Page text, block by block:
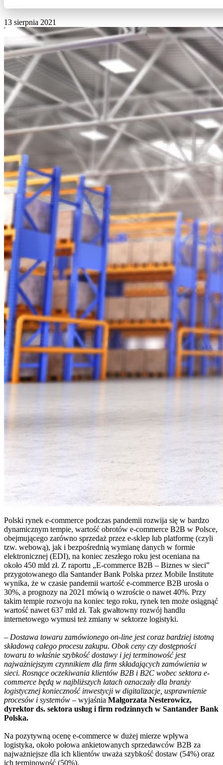
13 sierpnia 2021
Polski rynek e-commerce podczas pandemii rozwija się w bardzo
dynamicznym tempie, wartość obrotów e-commerce B2B w Polsce,
obejmującego zarówno sprzedaż przez e-sklep lub platformę (czyli
tzw. webową), jak i bezpośrednią wymianę danych w formie
elektronicznej (EDI), na koniec zeszłego roku jest oceniana na
około 450 mld zł. Z raportu „E-commerce B2B – Biznes w sieci”
przygotowanego dla Santander Bank Polska przez Mobile Institute
wynika, że w czasie pandemii wartość e-commerce B2B urosła o
30%, a prognozy na 2021 mówią o wzroście o nawet 40%. Przy
takim tempie rozwoju na koniec tego roku, rynek ten może osiągnąć
wartość nawet 637 mld zł. Tak gwałtowny rozwój handlu
internetowego wymusi też zmiany w sektorze logistyki.
– Dostawa towaru zamówionego on-line jest coraz bardziej istotną
składową całego procesu zakupu. Obok ceny czy dostępności
towaru to właśnie szybkość dostawy i jej terminowość jest
najważniejszym czynnikiem dla firm składających zamówienia w
sieci. Rosnące oczekiwania klientów B2B i B2C wobec sektora e-
commerce będą w najbliższych latach oznaczały dla branży
logistycznej konieczność inwestycji w digitalizacje, usprawnienie
procesów i systemów – wyjaśnia Małgorzata Nesterowicz,
dyrektor ds. sektora usług i firm rodzinnych w Santander Bank
Polska.
Na pozytywną ocenę e-commerce w dużej mierze wpływa
logistyka, około połowa ankietowanych sprzedawców B2B za
najważniejsze dla ich klientów uważa szybkość dostaw (54%) oraz
ich terminowość (50%).